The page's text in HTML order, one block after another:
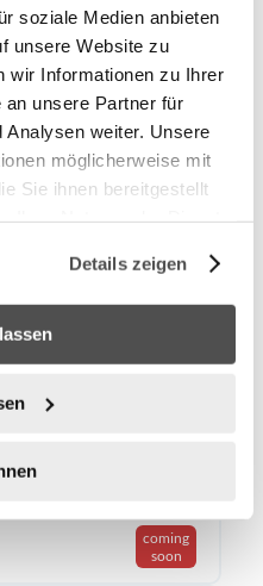
soziale Medien anbieten
unsere Website zu
wir Informationen zu Ihrer
an unsere Partner für
Analysen weiter. Unsere
möglicherweise mit
Sie ihnen bereitgestellt
Details zeigen
coming
soon
coming
soon